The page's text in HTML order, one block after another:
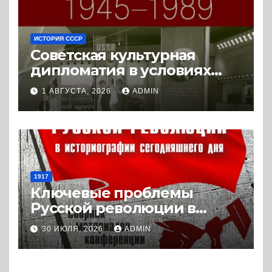
ИСТОРИЯ СССР
Советская культурная
дипломатия в условиях
Холодной войны. 1945-1989.
(2018) * Книга
1 АВГУСТА, 2026 ADMIN
1917
Ключевые проблемы
Русской революции в
историографии
сегодняшнего дня (2024) *
Книга
30 ИЮЛЯ, 2026 ADMIN